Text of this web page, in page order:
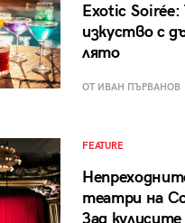
Exotic Soirée:
изкуство с
лято
ОТ ИВАН ПЪРВАНОВ
FEATURE
театри на
Зад